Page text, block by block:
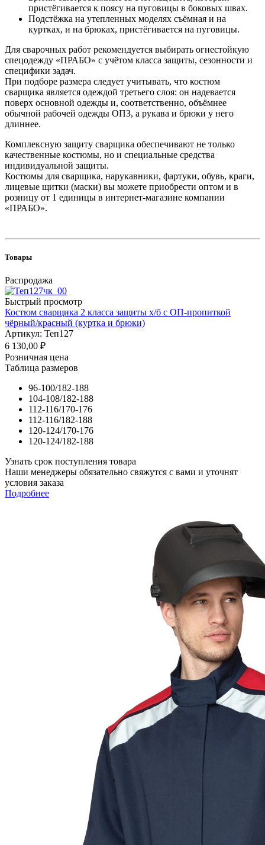
пристёгивается к поясу на пуговицы в боковых швах.
Подстёжка на утепленных моделях съёмная и на
куртках, и на брюках, пристёгивается на пуговицы.
Для сварочных работ рекомендуется выбирать огнестойкую
спецодежду «ПРАБО» с учётом класса защиты, сезонности и
специфики задач.
При подборе размера следует учитывать, что костюм
сварщика является одеждой третьего слоя: он надевается
поверх основной одежды и, соответственно, объёмнее
обычной рабочей одежды ОПЗ, а рукава и брюки у него
длиннее.
Комплексную защиту сварщика обеспечивают не только
качественные костюмы, но и специальные средства
индивидуальной защиты.
Костюмы для сварщика, нарукавники, фартуки, обувь, краги,
лицевые щитки (маски) вы можете приобрести оптом и в
розницу от 1 единицы в интернет-магазине компании
«ПРАБО».
Товары
Распродажа
Быстрый просмотр
Костюм сварщика 2 класса защиты х/б с ОП-пропиткой
чёрный/красный (куртка и брюки)
Артикул: Теп127
6 130,00 ₽
Розничная цена
Таблица размеров
96-100/182-188
104-108/182-188
112-116/170-176
112-116/182-188
120-124/170-176
120-124/182-188
Узнать срок поступления товара
Наши менеджеры обязательно свяжутся с вами и уточнят
условия заказа
Подробнее